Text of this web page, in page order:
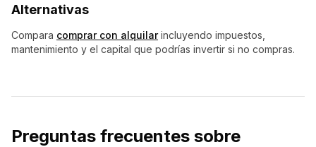
Alternativas
Compara comprar con alquilar incluyendo impuestos,
mantenimiento y el capital que podrías invertir si no compras.
Preguntas frecuentes sobre